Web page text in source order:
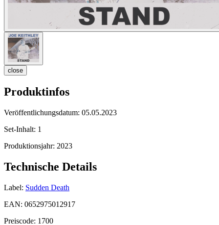
close
Produktinfos
Veröffentlichungsdatum: 05.05.2023
Set-Inhalt: 1
Produktionsjahr: 2023
Technische Details
Label: Sudden Death
EAN: 0652975012917
Preiscode: 1700